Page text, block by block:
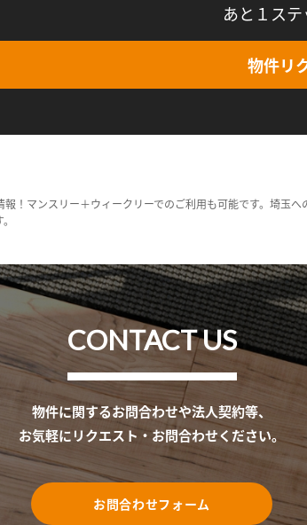
あと１ステ
物件リ
！マンスリー＋ウィークリーでのご利用も可能です。埼玉
CONTACT US
物件に関するお問合わせや法人契約等、
お気軽にリクエスト・お問合わせください。
お問合わせフォーム